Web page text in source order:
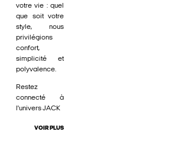
votre vie : quel
que soit votre
style, nous
privilégions
confort,
simplicité et
polyvalence.
Restez
connecté à
l'univers JACK
VOIR PLUS